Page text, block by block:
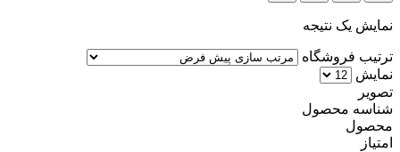
نمایش یک نتیجه
ترتیب فروشگاه
نمایش
تصویر
شناسه محصول
محصول
امتیاز